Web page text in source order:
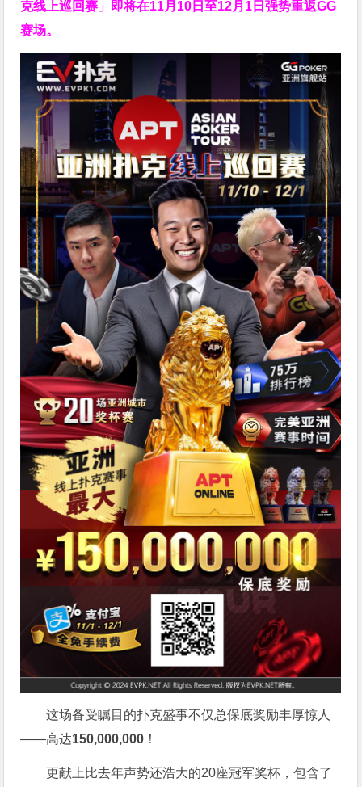
克线上巡回赛」即将在11月10日至12月1日强势重返GG
赛场。
这场备受瞩目的扑克盛事不仅总保底奖励丰厚惊人
——高达150,000,000 ！
更献上比去年声势还浩大的20座冠军奖杯，包含了